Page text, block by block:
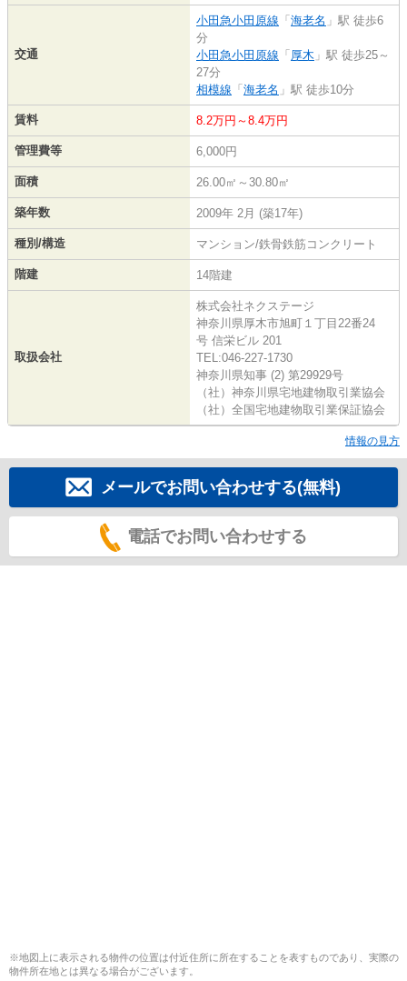
交通
小田急小田原線 「 海老名 」駅 徒歩6
分
小田急小田原線 「 厚木 」駅 徒歩25～
27分
相模線 「 海老名 」駅 徒歩10分
賃料 8.2万円～8.4万円
管理費等 6,000円
面積 26.00㎡～30.80㎡
築年数 2009年 2月 (築17年)
種別/構造 マンション/鉄骨鉄筋コンクリート
階建 14階建
取扱会社
株式会社ネクステージ
神奈川県厚木市旭町１丁目22番24
号 信栄ビル 201
TEL:046-227-1730
神奈川県知事 (2) 第29929号
（社）神奈川県宅地建物取引業協会
（社）全国宅地建物取引業保証協会
情報の見方
メールでお問い合わせする(無料)
電話でお問い合わせする
※地図上に表示される物件の位置は付近住所に所在することを表すものであり、実際の
物件所在地とは異なる場合がございます。